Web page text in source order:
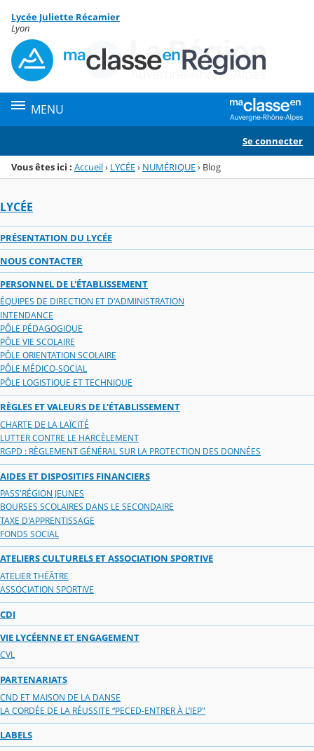
Menu de la rubrique
Contenu
Lycée Juliette Récamier
Lyon
MENU
Se connecter
Vous êtes ici : Accueil› LYCÉE› NUMÉRIQUE› Blog
LYCÉE
PRÉSENTATION DU LYCÉE
NOUS CONTACTER
PERSONNEL DE L'ÉTABLISSEMENT
ÉQUIPES DE DIRECTION ET D'ADMINISTRATION
INTENDANCE
PÔLE PÉDAGOGIQUE
PÔLE VIE SCOLAIRE
PÔLE ORIENTATION SCOLAIRE
PÔLE MÉDICO-SOCIAL
PÔLE LOGISTIQUE ET TECHNIQUE
RÈGLES ET VALEURS DE L'ÉTABLISSEMENT
CHARTE DE LA LAÏCITÉ
LUTTER CONTRE LE HARCÈLEMENT
RGPD : RÈGLEMENT GÉNÉRAL SUR LA PROTECTION DES DONNÉES
AIDES ET DISPOSITIFS FINANCIERS
PASS'RÉGION JEUNES
BOURSES SCOLAIRES DANS LE SECONDAIRE
TAXE D'APPRENTISSAGE
FONDS SOCIAL
ATELIERS CULTURELS ET ASSOCIATION SPORTIVE
ATELIER THÉÂTRE
ASSOCIATION SPORTIVE
CDI
VIE LYCÉENNE ET ENGAGEMENT
CVL
PARTENARIATS
CND ET MAISON DE LA DANSE
LA CORDÉE DE LA RÉUSSITE “PECED-ENTRER À L’IEP"
LABELS